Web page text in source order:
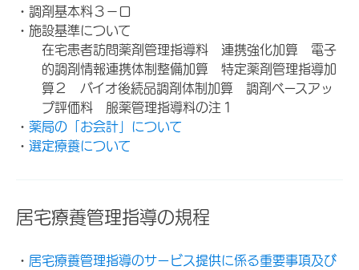
・調剤基本料３－ロ
・施設基準について
在宅患者訪問薬剤管理指導料 連携強化加算 電子
的調剤情報連携体制整備加算 特定薬剤管理指導加
算２ バイオ後続品調剤体制加算 調剤ベースアッ
プ評価料 服薬管理指導料の注１
・ 薬局の「お会計」について
・ 選定療養について
居宅療養管理指導の規程
・ 居宅療養管理指導のサービス提供に係る重要事項及び